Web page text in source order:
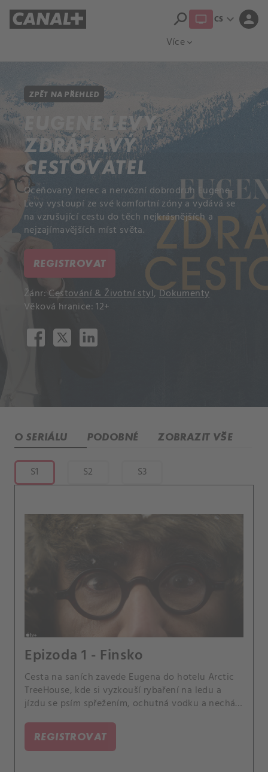
Více expand_more
search CS expand_more person
ZPĚT NA PŘEHLED
EUGENE LEVY,
ZDRÁHAVÝ
CESTOVATEL
Oceňovaný herec a nervózní dobrodruh Eugene
Levy vystoupí ze své komfortní zóny a vydává se
na vzrušující cestu do těch nejkrásnějších a
nejzajímavějších míst světa.
REGISTROVAT
Žánr:Cestování & Životní styl,Dokumenty
Věková hranice: 12+
O SERIÁLU PODOBNÉ ZOBRAZIT VŠE
S1 S2 S3
Epizoda 1 - Finsko
Cesta na saních zavede Eugena do hotelu Arctic
TreeHouse, kde si vyzkouší rybaření na ledu a
jízdu se psím spřežením, ochutná vodku a nechá
REGISTROVAT